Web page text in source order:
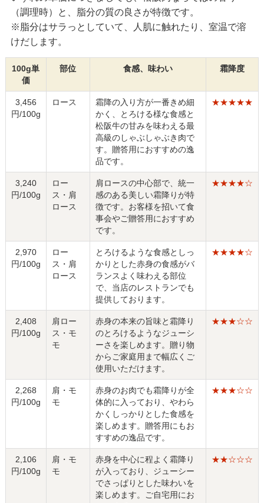
（調理時）と、脂分の質の良さが特徴です。
※脂分はサラっとしていて、人肌に触れたり、室温で溶
けだします。
100g単
価
部位 食感、味わい 霜降度
3,456
円/100g
ロース
霜降の入り方が一番きめ細
かく、とろける様な食感と
松阪牛の甘みを味わえる最
高級のしゃぶしゃぶき肉で
す。贈答用におすすめの逸
品です。
★★★★★
3,240
円/100g
ロー
ス・肩
ロース
肩ロースの中心部で、統一
感のある美しい霜降りが特
徴です。お客様を招いて食
事会やご贈答用におすすめ
です。
★★★★☆
2,970
円/100g
ロー
ス・肩
ロース
とろけるような食感としっ
かりとした赤身の食感がバ
ランスよく味わえる部位
で、当店のレストランでも
提供しております。
★★★★☆
2,408
円/100g
肩ロー
ス・モ
モ
赤身の本来の旨味と霜降り
のとろけるようなジューシ
ーさを楽しめます。贈り物
からご家庭用まで幅広くご
使用いただけます。
★★★☆☆
2,268
円/100g
肩・モ
モ
赤身のお肉でも霜降りが全
体的に入っており、やわら
かくしっかりとした食感を
楽しめます。贈答用にもお
すすめの逸品です。
★★★☆☆
2,106
円/100g
肩・モ
モ
赤身を中心に程よく霜降り
が入っており、ジューシー
でさっぱりとした味わいを
楽しめます。ご自宅用にお
★★☆☆☆